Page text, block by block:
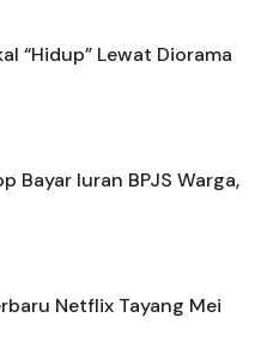
“Hidup” Lewat Diorama
Bayar Iuran BPJS Warga,
Netflix Tayang Mei